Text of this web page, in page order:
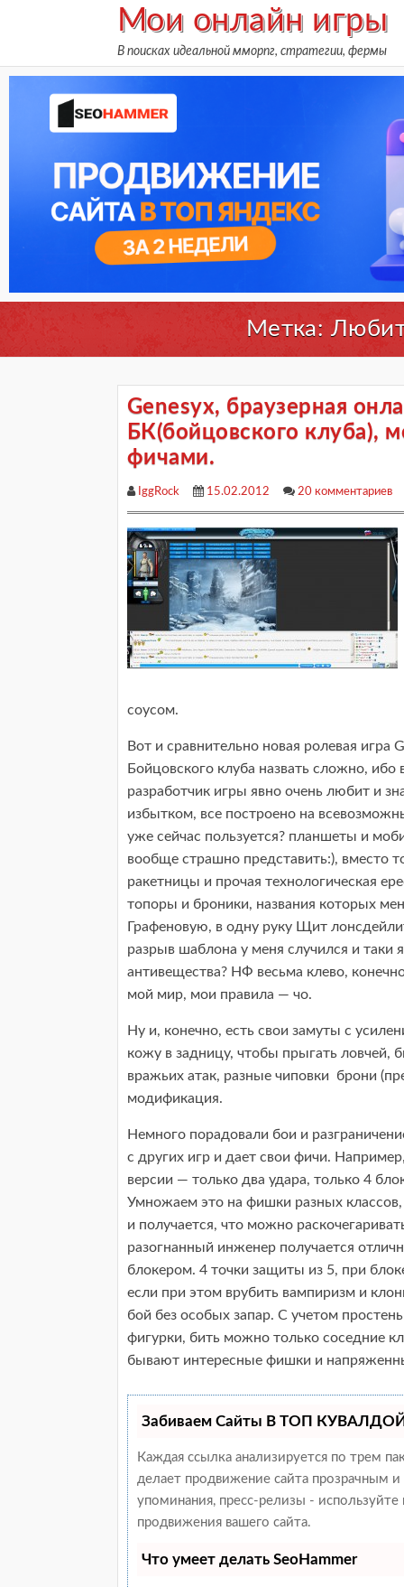
Мои онлайн игры
В поисках идеальной мморпг, стратегии, фермы
Метка:
Genesyx, браузерная
БК(бойцовского клуба),
фичами.
IggRock 15.02.2012 20 комментариев
соусом.
Вот и сравнительно новая ролевая игра
Бойцовского клуба назвать сложно, ибо
разработчик игры явно очень любит и
избытком, все построено на
уже сейчас пользуется? планшеты и
вообще страшно представить:), вместо
ракетницы и прочая технологическая
топоры и броники, названия которых
Графеновую, в одну руку Щит
разрыв шаблона у меня случился и таки
антивещества? НФ весьма клево,
мой мир, мои правила — чо.
Ну и, конечно, есть свои замуты с
кожу в задницу, чтобы прыгать ловчей,
вражьих атак, разные чиповки брони
модификация.
Немного порадовали бои и
с других игр и дает свои фичи.
версии — только два удара, только 4
Умножаем это на фишки разных классов,
и получается, что можно
разогнанный инженер получается
блокером. 4 точки защиты из 5, при
если при этом врубить вампиризм и
бой без особых запар. С учетом
фигурки, бить можно только соседние
бывают интересные фишки и
Забиваем Сайты В ТОП КУВАЛДОЙ
Каждая ссылка анализируется по трем
делает продвижение сайта прозрачным
упоминания, пресс-релизы -
продвижения вашего сайта.
Что умеет делать SeoHammer